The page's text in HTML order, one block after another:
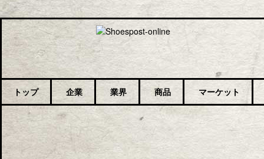
トップ 企業 業界 商品 マーケット